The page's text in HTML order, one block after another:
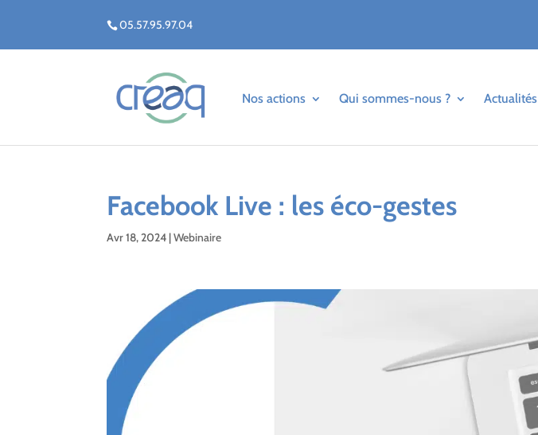
05.57.95.97.04
Nos actions Qui sommes-nous ? Actualités
Facebook Live : les éco-gestes
Avr 18, 2024 |Webinaire